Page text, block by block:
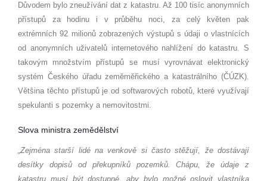
Důvodem bylo zneužívání dat z katastru. Až 100 tisíc anonymních
přístupů za hodinu i v průběhu noci, za celý květen pak
extrémních 92 milionů zobrazených výstupů s údaji o vlastnících
od anonymních uživatelů internetového nahlížení do katastru. S
takovým množstvím přístupů se musí vyrovnávat elektronický
systém Českého úřadu zeměměřického a katastrálního (ČÚZK).
Většina těchto přístupů je od softwarových robotů, které využívají
spekulanti s pozemky a nemovitostmi.
Slova ministra zemědělství
„Zejména starší lidé na venkově si často stěžují, že dostávají
desítky dopisů od překupníků pozemků. Chápu, že údaje z
katastru musí být dostupné, aby bylo možné oslovit vlastníka